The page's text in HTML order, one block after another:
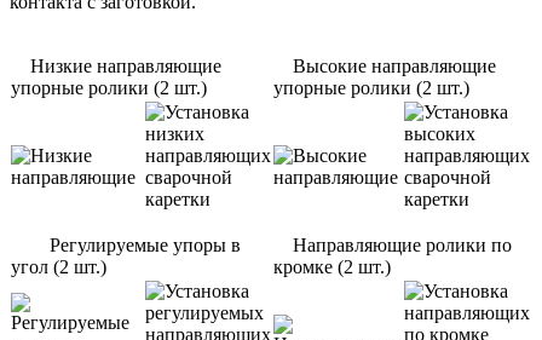
Низкие направляющие
упорные ролики (2 шт.)
Высокие направляющие
упорные ролики (2 шт.)
Регулируемые упоры в
угол (2 шт.)
Направляющие ролики по
кромке (2 шт.)